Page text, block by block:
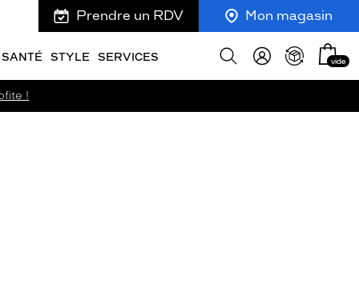
Prendre un RDV Mon magasin
SANTÉ STYLE SERVICES
Afficher
Mon
panier
vide
!